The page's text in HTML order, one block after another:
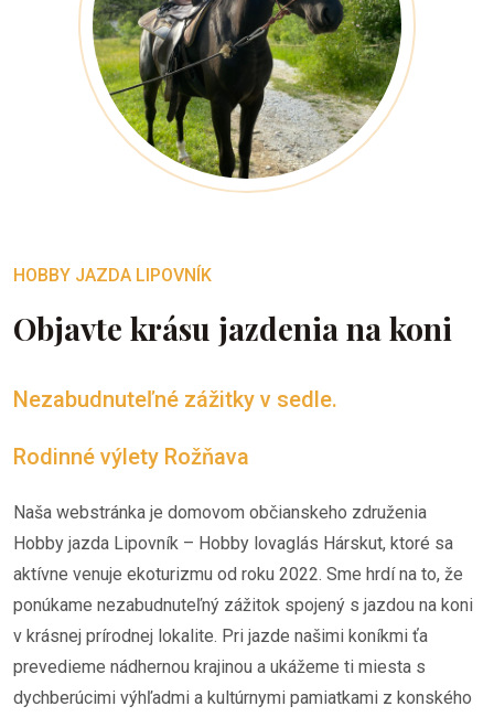
HOBBY JAZDA LIPOVNÍK
Objavte krásu jazdenia na koni
Nezabudnuteľné zážitky v sedle.
Rodinné výlety Rožňava
Naša webstránka je domovom občianskeho združenia
Hobby jazda Lipovník – Hobby lovaglás Hárskut, ktoré sa
aktívne venuje ekoturizmu od roku 2022. Sme hrdí na to, že
ponúkame nezabudnuteľný zážitok spojený s jazdou na koni
v krásnej prírodnej lokalite. Pri jazde našimi koníkmi ťa
prevedieme nádhernou krajinou a ukážeme ti miesta s
dychberúcimi výhľadmi a kultúrnymi pamiatkami z konského